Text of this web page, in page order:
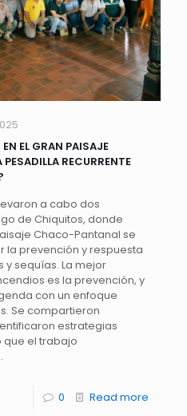
EL GRAN PAISAJE
RECURRENTE
a cabo dos
de Chiquitos, donde
Chaco-Pantanal se
la prevención y respuesta
sequías. La mejor
es la prevención, y
con un enfoque
Se compartieron
estrategias
que el trabajo
0 Read more